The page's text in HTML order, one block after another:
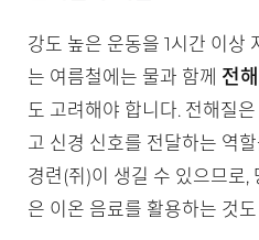
강도 높은 운동을 1시간 이상
는 여름철에는 물과 함께 전
도 고려해야 합니다. 전해질
고 신경 신호를 전달하는 역
경련(쥐)이 생길 수 있으므로,
은 이온 음료를 활용하는 것